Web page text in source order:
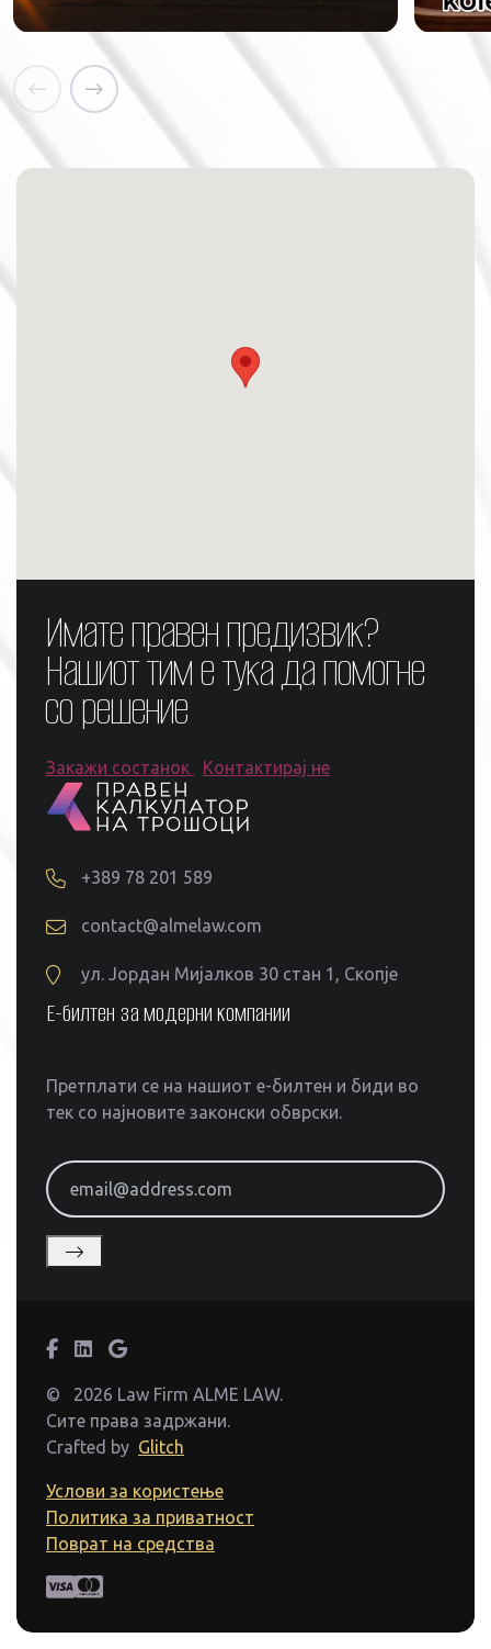
Имате правен предизвик?
Нашиот тим е тука да помогне
со решение
Закажи состанок Контактирај не
+389 78 201 589
contact@almelaw.com
ул. Јордан Мијалков 30 стан 1, Скопје
Е-билтен за модерни компании
Претплати се на нашиот е-билтен и биди во
тек со најновите законски обврски.
email@address.com
©
2026 Law Firm ALME LAW.
Сите права задржани.
Crafted by Glitch
Услови за користење
Политика за приватност
Поврат на средства